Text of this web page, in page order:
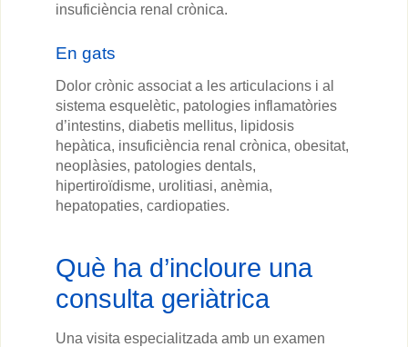
insuficiència renal crònica.
En gats
Dolor crònic associat a les articulacions i al
sistema esquelètic, patologies inflamatòries
d’intestins, diabetis mellitus, lipidosis
hepàtica, insuficiència renal crònica, obesitat,
neoplàsies, patologies dentals,
hipertiroïdisme, urolitiasi, anèmia,
hepatopaties, cardiopaties.
Què ha d’incloure una
consulta geriàtrica
Una visita especialitzada amb un examen